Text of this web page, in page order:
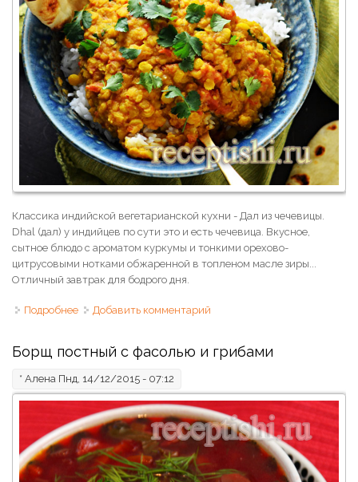
Классика индийской вегетарианской кухни - Дал из чечевицы.
Dhal (дал) у индийцев по сути это и есть чечевица. Вкусное,
сытное блюдо с ароматом куркумы и тонкими орехово-
цитрусовыми нотками обжаренной в топленом масле зиры...
Отличный завтрак для бодрого дня.
Подробнее о Индийский Дал из красной чечевицы
Добавить комментарий
Борщ постный с фасолью и грибами
* Алена Пнд, 14/12/2015 - 07:12